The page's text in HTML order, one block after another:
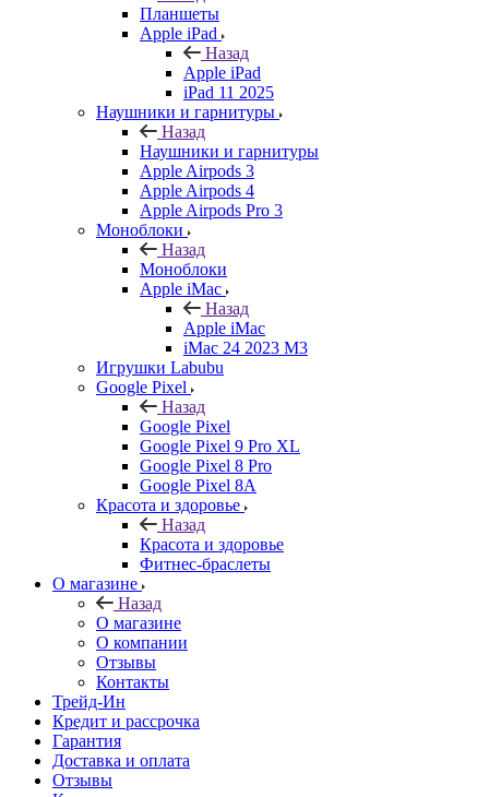
Планшеты
Apple iPad
Назад
Apple iPad
iPad 11 2025
Наушники и гарнитуры
Назад
Наушники и гарнитуры
Apple Airpods 3
Apple Airpods 4
Apple Airpods Pro 3
Моноблоки
Назад
Моноблоки
Apple iMac
Назад
Apple iMac
iMac 24 2023 M3
Игрушки Labubu
Google Pixel
Назад
Google Pixel
Google Pixel 9 Pro XL
Google Pixel 8 Pro
Google Pixel 8A
Красота и здоровье
Назад
Красота и здоровье
Фитнес-браслеты
О магазине
Назад
О магазине
О компании
Отзывы
Контакты
Трейд-Ин
Кредит и рассрочка
Гарантия
Доставка и оплата
Отзывы